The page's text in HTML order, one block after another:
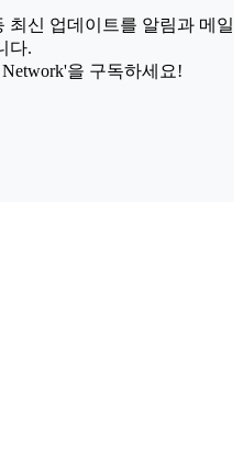
최신 업데이트를 알림과 메일
다.
Network'을 구독하세요!